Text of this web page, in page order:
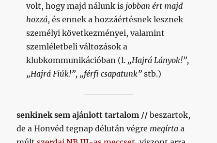
volt, hogy majd nálunk is jobban ért majd
hozzá, és ennek a hozzáértésnek lesznek
személyi következményei, valamint
szemléletbeli változások a
klubkommunikációban (l. „Hajrá Lányok!”,
„Hajrá Fiúk!”, „férfi csapatunk” stb.)
senkinek sem ajánlott tartalom // beszartok,
de a Honvéd tegnap délután végre megírta a